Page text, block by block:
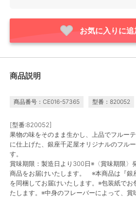
お気に入りに追
商品説明
商品番号：CE016-57365 型番：820052
[型番:820052]
果物の味をそのまま生かし、上品でフルー
に仕上げた、銀座千疋屋オリジナルのフル
す。
賞味期限：製造日より300日※〈賞味期限〉
商品をお届けいたします。 ※本商品は『銀
を同梱してお届けいたします。※包装紙で
たします。※中身のフレーバーによって、